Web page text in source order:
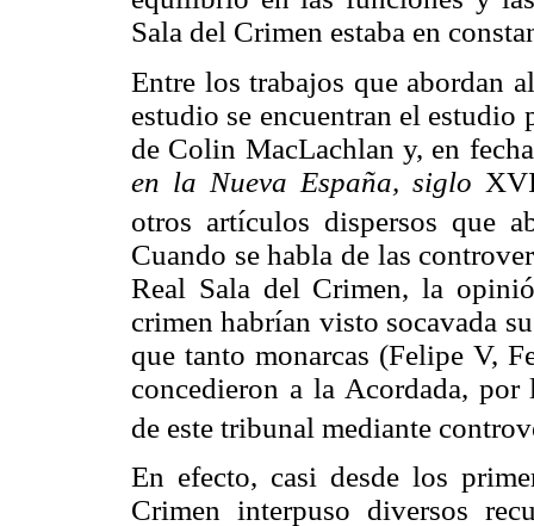
Sala del Crimen estaba en
Entre los trabajos que abordan
estudio se encuentran el
de Colin MacLachlan y, en
en la Nueva España, siglo
otros artículos dispersos que
Cuando se habla de las
Real Sala del Crimen, la
crimen habrían visto socavada
que tanto monarcas (Felipe V,
concedieron a la Acordada,
de este tribunal mediante
En efecto, casi desde los
Crimen interpuso diversos